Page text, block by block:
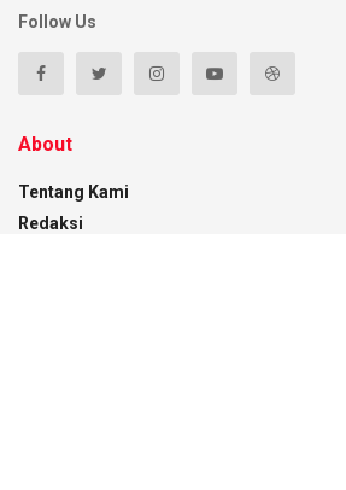
Follow Us
About
Tentang Kami
Redaksi